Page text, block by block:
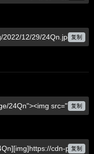
复制
复制
复制